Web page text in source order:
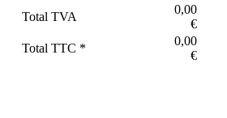
Total TVA
0,00
€
Total TTC *
0,00
€